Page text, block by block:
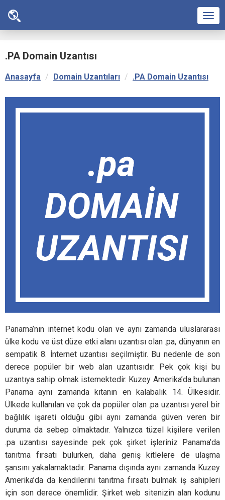
.PA Domain Uzantısı
Anasayfa Domain Uzantıları .PA Domain Uzantısı
Panama’nın internet kodu olan ve aynı zamanda uluslararası
ülke kodu ve üst düze etki alanı uzantısı olan .pa, dünyanın en
sempatik 8. İnternet uzantısı seçilmiştir. Bu nedenle de son
derece popüler bir web alan uzantısıdır. Pek çok kişi bu
uzantıya sahip olmak istemektedir. Kuzey Amerika’da bulunan
Panama aynı zamanda kıtanın en kalabalık 14. Ülkesidir.
Ülkede kullanılan ve çok da popüler olan .pa uzantısı yerel bir
bağlılık işareti olduğu gibi aynı zamanda güven veren bir
duruma da sebep olmaktadır. Yalnızca tüzel kişilere verilen
.pa uzantısı sayesinde pek çok şirket işleriniz Panama’da
tanıtma fırsatı bulurken, daha geniş kitlelere de ulaşma
şansını yakalamaktadır. Panama dışında aynı zamanda Kuzey
Amerika’da da kendilerini tanıtma fırsatı bulmak iş sahipleri
için son derece önemlidir. Şirket web sitenizin alan kodunu